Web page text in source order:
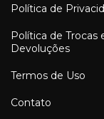
Política de
Política de Trocas
Devoluções
Termos de Uso
Contato